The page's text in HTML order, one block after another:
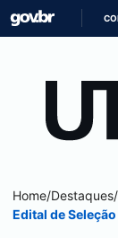
Home/Destaques/
Edital de